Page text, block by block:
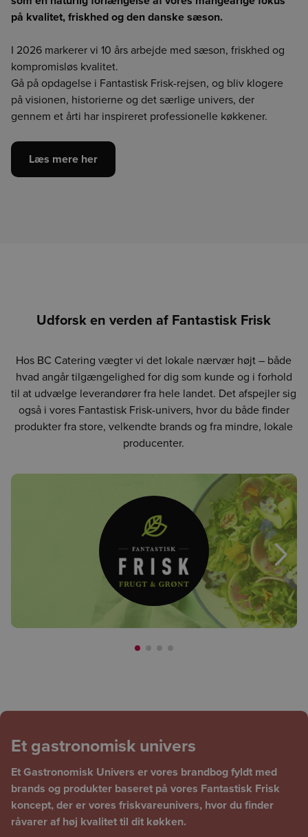
på kvalitet, friskhed og den danske sæson.
I 2026 markerer vi 10 års arbejde med sæson, friskhed og
kompromisløs kvalitet.
Gå på opdagelse i Fantastisk Frisk-rejsen, og bliv klogere
på visionen, historierne og det særlige univers, der
gennem et årti har inspireret professionelle køkkener.
Læs mere her
Udforsk en verden af Fantastisk Frisk
Hos BC Catering vægter vi det lokale nærvær højt – både
hvad angår tilgængelighed for dig som kunde og i forhold
til at udvælge leverandører fra hele landet. Det afspejler sig
også i vores Fantastisk Frisk-univers, hvor du både finder
produkter fra store, velkendte brands og fra mindre, lokale
producenter.
Et gastronomisk univers
Et Gastronomisk Univers er vores brandbog fyldt med
brands og produkter baseret på vores Fantastisk Frisk
koncept, der er vores friskvareunivers, hvor du finder
råvarer af høj kvalitet til dit køkken.
pågældende råvare.
og kan være unøjagtig. Vi håber løbende at kunne forbedre
datakvaliteten. Det er et skridt i den rigtige retning og vi
håber at kunne give dig et mere oplyst valg, når du handler
fødevarer.
Vi påtager os intet ansvar for de præsenterede data og den
efterfølgende anvendelse heraf.
BCA BCK
HMR BOR CGO